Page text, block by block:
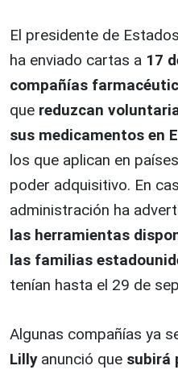
El presidente de
ha enviado cartas a 17
compañías
que reduzcan
sus medicamentos en
los que aplican en
poder adquisitivo. En
administración ha
las herramientas
las familias
tenían hasta el 29 de
Algunas compañías ya
Lillyanunció que subirá